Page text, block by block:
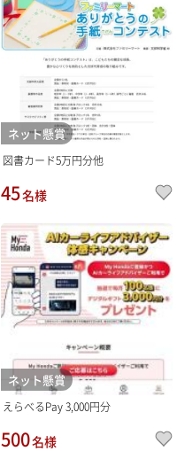
ネット懸賞
図書カード5万円分他
45名様
ネット懸賞
えらべるPay 3,000円分
500名様